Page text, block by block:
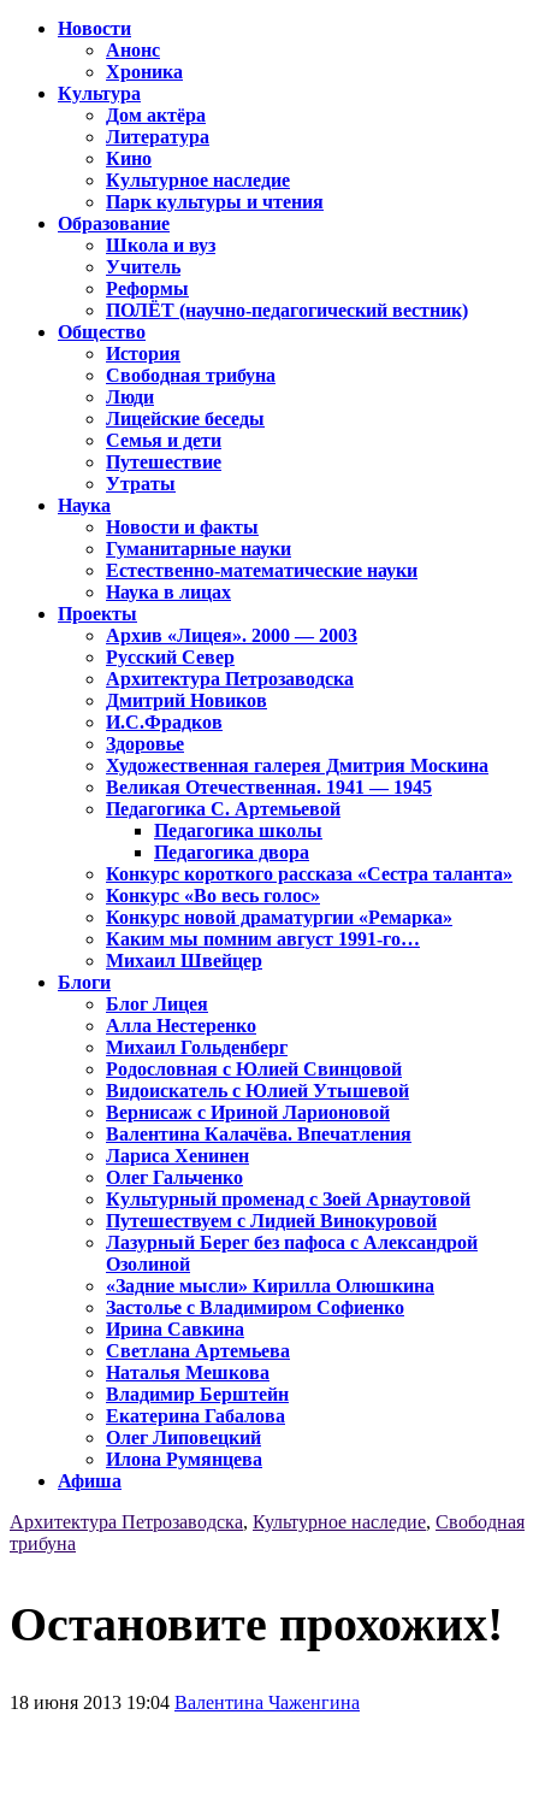
Новости
Анонс
Хроника
Культура
Дом актёра
Литература
Кино
Культурное наследие
Парк культуры и чтения
Образование
Школа и вуз
Учитель
Реформы
ПОЛЁТ (научно-педагогический вестник)
Общество
История
Свободная трибуна
Люди
Лицейские беседы
Семья и дети
Путешествие
Утраты
Наука
Новости и факты
Гуманитарные науки
Естественно-математические науки
Наука в лицах
Проекты
Архив «Лицея». 2000 — 2003
Русский Север
Архитектура Петрозаводска
Дмитрий Новиков
И.С.Фрадков
Здоровье
Художественная галерея Дмитрия Москина
Великая Отечественная. 1941 — 1945
Педагогика С. Артемьевой
Педагогика школы
Педагогика двора
Конкурс короткого рассказа «Сестра таланта»
Конкурс «Во весь голос»
Конкурс новой драматургии «Ремарка»
Каким мы помним август 1991-го…
Михаил Швейцер
Блоги
Блог Лицея
Алла Нестеренко
Михаил Гольденберг
Родословная с Юлией Свинцовой
Видоискатель с Юлией Утышевой
Вернисаж с Ириной Ларионовой
Валентина Калачёва. Впечатления
Лариса Хенинен
Олег Гальченко
Культурный променад с Зоей Арнаутовой
Путешествуем с Лидией Винокуровой
Лазурный Берег без пафоса с Александрой
Озолиной
«Задние мысли» Кирилла Олюшкина
Застолье с Владимиром Софиенко
Ирина Савкина
Светлана Артемьева
Наталья Мешкова
Владимир Берштейн
Екатерина Габалова
Олег Липовецкий
Илона Румянцева
Афиша
Архитектура Петрозаводска, Культурное наследие, Свободная
трибуна
Остановите прохожих!
18 июня 2013 19:04 Валентина Чаженгина